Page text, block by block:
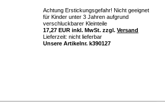
Achtung Erstickungsgefahr! Nicht geeignet
für Kinder unter 3 Jahren aufgrund
verschluckbarer Kleinteile
17,27 EUR inkl. MwSt. zzgl. Versand
Lieferzeit: nicht lieferbar
Unsere Artikelnr. k390127